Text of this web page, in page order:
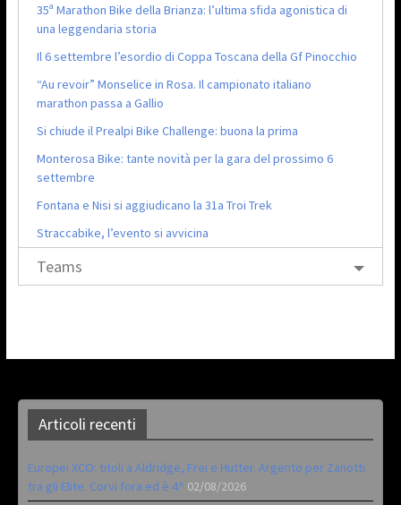
35ª Marathon Bike della Brianza: l’ultima sfida agonistica di
una leggendaria storia
Il 6 settembre l’esordio di Coppa Toscana della Gf Pinocchio
“Au revoir” Monselice in Rosa. Il campionato italiano
marathon passa a Gallio
Si chiude il Prealpi Bike Challenge: buona la prima
Monterosa Bike: tante novità per la gara del prossimo 6
settembre
Fontana e Nisi si aggiudicano la 31a Troi Trek
Straccabike, l’evento si avvicina
Teams
Articoli recenti
Europei XCO: titoli a Aldridge, Frei e Hutter. Argento per Zanotti
tra gli Elite. Corvi fora ed è 4^ 02/08/2026